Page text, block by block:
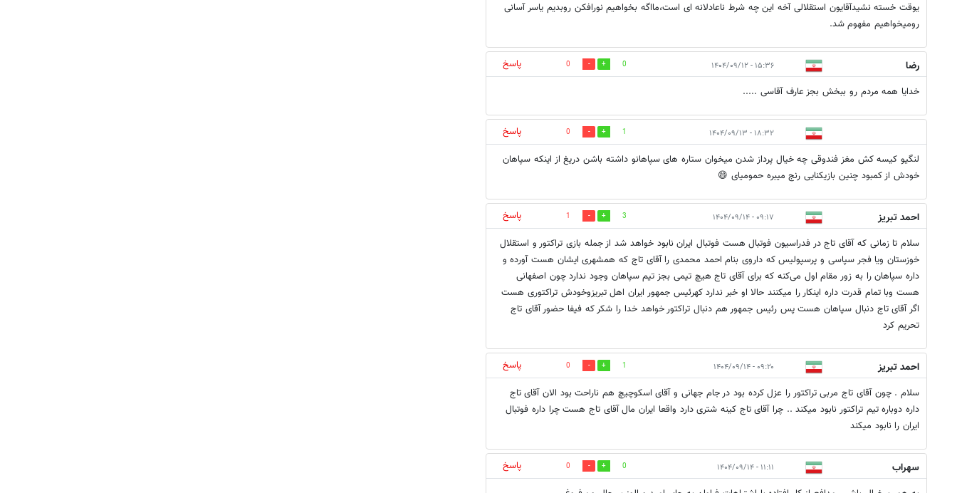
یوقت خسته نشیدآقایون استقلالی آخه این چه شرط ناعادلانه ای است،مااگه بخواهیم نورافکن روبدیم یاسر آسانی
رومیخواهیم مفهوم شد.
رضا ۱۵:۳۶ - ۱۴۰۴/۰۹/۱۲ 0
0
پاسخ
خدایا همه مردم رو ببخش بجز عارف آقاسی .....
۱۸:۳۲ - ۱۴۰۴/۰۹/۱۳ 1
0
پاسخ
لنگیو کیسه کش مغز فندوقی چه خیال پرداز شدن میخوان ستاره های سپاهانو داشته باشن دریغ از اینکه سپاهان
خودش از کمبود چنین بازیکنایی رنج میبره حمومیای 😄
احمد تبریز ۰۹:۱۷ - ۱۴۰۴/۰۹/۱۴ 3
1
پاسخ
سلام تا زمانی که آقای تاج در فدراسیون فوتبال هست فوتبال ایران نابود خواهد شد از جمله بازی تراکتور و استقلال
خوزستان ویا فجر سپاسی و پرسپولیس که داروی بنام احمد محمدی را آقای تاج که همشهری ایشان هست آورده و
داره سپاهان را به زور مقام اول می‌کنه که برای آقای تاج هیچ تیمی بجز تیم سپاهان وجود ندارد چون اصفهانی
هست وبا تمام قدرت داره اینکار را میکنند حالا او خبر ندارد کهرئیس جمهور ایران اهل تبریزوخودش تراکتوری هست
اگر آقای تاج دنبال سپاهان هست پس رئیس جمهور هم دنبال تراکتور خواهد خدا را شکر که فیفا حضور آقای تاج
تحریم کرد
احمد تبریز ۰۹:۲۰ - ۱۴۰۴/۰۹/۱۴ 1
0
پاسخ
سلام . چون آقای تاج مربی تراکتور را عزل کرده بود در جام جهانی و آقای اسکوچیچ هم ناراحت بود الان آقای تاج
داره دوباره تیم تراکتور نابود میکند .. چرا آقای تاج کینه شتری دارد واقعا ایران مال آقای تاج هست چرا داره فوتبال
ایران را نابود میکند
سهراب ۱۱:۱۱ - ۱۴۰۴/۰۹/۱۴ 0
0
پاسخ